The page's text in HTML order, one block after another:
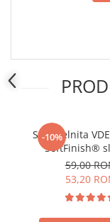
-10%
Surubelnita
SoftFinish®
pentru
35501
59,00
53,20